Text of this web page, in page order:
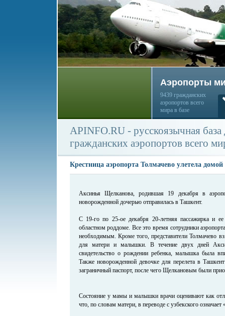
Аэропорты
9439 гражданских
аэропортов всего
мира в базе
APINFO.RU - русскоязычная
гражданских аэропортов всего
Крестница аэропорта Толмачево улетела домой
Аксинья Щелканова, родившая 19 декабря в
новорожденной дочерью отправилась в Ташкент.
С 19-го по 25-ое декабря 20-летняя пассажирка и
областном роддоме. Все это время сотрудники
необходимым. Кроме того, представители Толмачево
для матери и малышки. В течение двух дней
свидетельство о рождении ребенка, малышка была
Также новорожденной девочке для перелета в
заграничный паспорт, после чего Щелкановым были
Состояние у мамы и малышки врачи оценивают как
что, по словам матери, в переводе с узбекского означает